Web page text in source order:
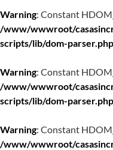
Warning: Constant
/www/wwwroot/
scripts/lib/dom-parser.php
Warning: Constant
/www/wwwroot/
scripts/lib/dom-parser.php
Warning: Constant
/www/wwwroot/